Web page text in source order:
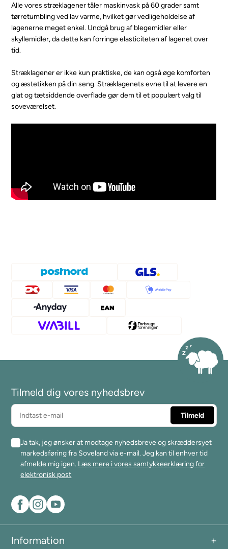
Alle vores stræklagener tåler maskinvask på 60 grader samt
tørretumbling ved lav varme, hvilket gør vedligeholdelse af
lagenerne meget enkel. Undgå brug af blegemidler eller
skyllemidler, da dette kan forringe elasticiteten af lagenet over
tid.
Stræklagener er ikke kun praktiske, de kan også øge komforten
og æstetikken på din seng. Stræklagenets evne til at levere en
glat og tætsiddende overflade gør dem til et populært valg til
soveværelset.
Tilmeld dig vores nyhedsbrev
Ja tak, jeg ønsker at modtage nyhedsbreve og skræddersyet
markedsføring fra Soveland via e-mail. Jeg kan til enhver tid
afmelde mig igen. Læs mere i vores samtykkeerklæring for
elektronisk post
Information